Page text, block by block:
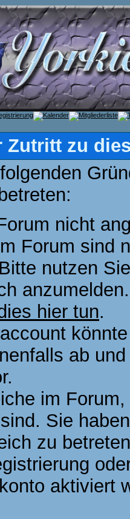
Zutritt zu
nicht
Forum sind
nutzen
hier tun.
ab
im
Sie
zu
aktiviert